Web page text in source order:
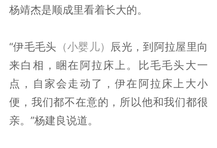
杨靖杰是顺成里看着长大的。
“伊毛毛头 （小婴儿） 辰光，到阿拉屋里向
来白相，睏在阿拉床上。比毛毛头大一
点，自家会走动了，伊在阿拉床上大小
便，我们都不在意的，所以他和我们都很
亲。”杨建良说道。